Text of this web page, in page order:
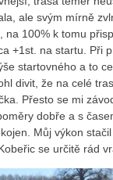
ale svým mírně
na 100% k tomu
+1st. na startu. Při
startovného a to
divit, že na celé
Přesto se mi
dobře a s
Můj výkon
se určitě rád